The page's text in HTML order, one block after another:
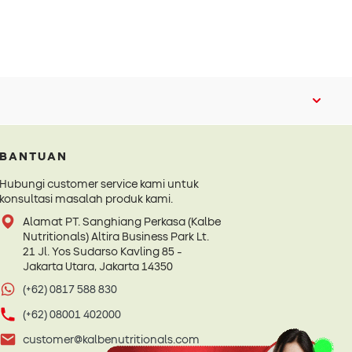
BANTUAN
Hubungi customer service kami untuk
konsultasi masalah produk kami.
Alamat PT. Sanghiang Perkasa (Kalbe
Nutritionals) Altira Business Park Lt.
21 Jl. Yos Sudarso Kavling 85 -
Jakarta Utara, Jakarta 14350
(+62) 0817 588 830
(+62) 08001 402000
customer@kalbenutritionals.com